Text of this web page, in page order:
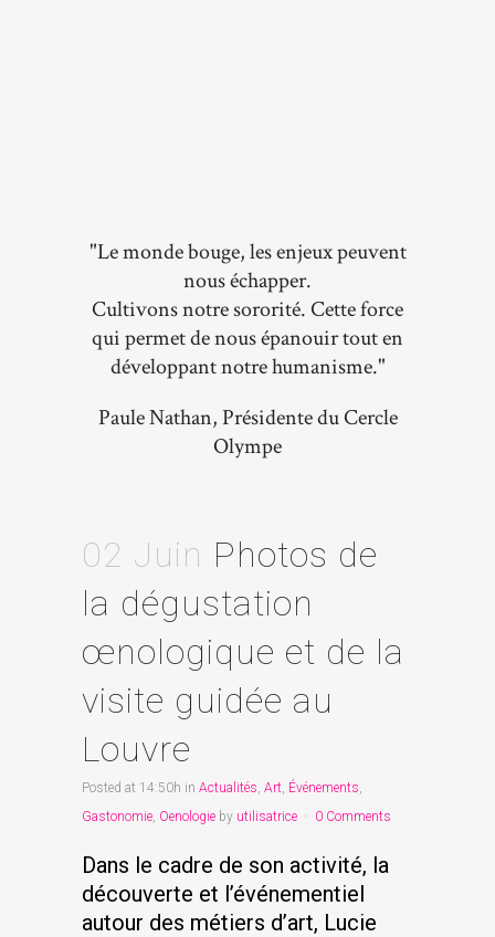
"Le monde bouge, les enjeux peuvent
nous échapper.
Cultivons notre sororité. Cette force
qui permet de nous épanouir tout en
développant notre humanisme."
Paule Nathan, Présidente du Cercle
Olympe
02 Juin Photos de
la dégustation
œnologique et de la
visite guidée au
Louvre
Posted at 14:50h in Actualités, Art, Événements,
Gastonomie, Oenologie by utilisatrice 0 Comments
Dans le cadre de son activité, la
découverte et l’événementiel
autour des métiers d’art, Lucie